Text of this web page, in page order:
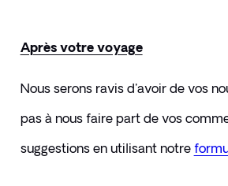
Après votre voyage
Nous serons ravis d'avoir de vos
pas à nous faire part de vos
suggestions en utilisant notre